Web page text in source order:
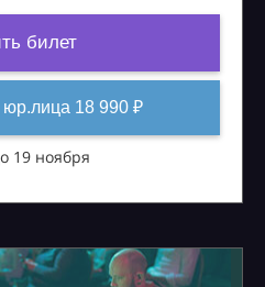
билет
18 990 ₽
19 ноября